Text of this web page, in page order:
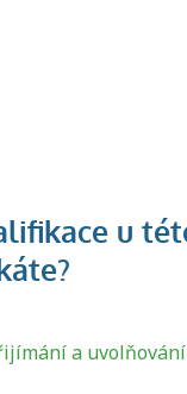
a uvolňování